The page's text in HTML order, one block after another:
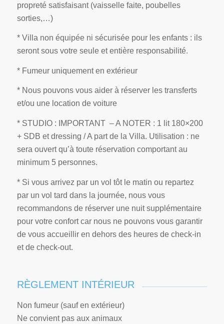
propreté satisfaisant (vaisselle faite, poubelles
sorties,…)
* Villa non équipée ni sécurisée pour les enfants : ils
seront sous votre seule et entière responsabilité.
* Fumeur uniquement en extérieur
* Nous pouvons vous aider à réserver les transferts
et/ou une location de voiture
* STUDIO : IMPORTANT – A NOTER : 1 lit 180×200
+ SDB et dressing / A part de la Villa. Utilisation : ne
sera ouvert qu’à toute réservation comportant au
minimum 5 personnes.
* Si vous arrivez par un vol tôt le matin ou repartez
par un vol tard dans la journée, nous vous
recommandons de réserver une nuit supplémentaire
pour votre confort car nous ne pouvons vous garantir
de vous accueillir en dehors des heures de check-in
et de check-out.
RÈGLEMENT INTÉRIEUR
Non fumeur (sauf en extérieur)
Ne convient pas aux animaux